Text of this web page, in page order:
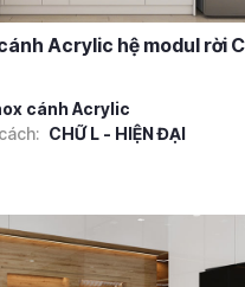
Acrylic hệ modul rời
cánh Acrylic
CHỮ L - HIỆN ĐẠI